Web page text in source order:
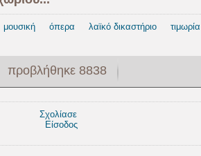
μουσική όπερα λαϊκό δικαστήριο
τιμωρία
προβλήθηκε 8838
Σχολίασε
Είσοδος